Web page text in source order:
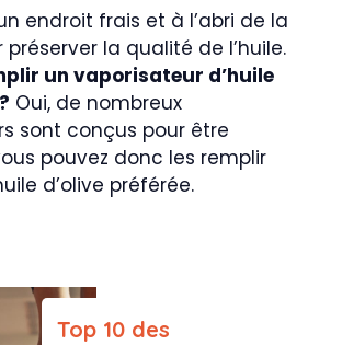
endroit frais et à l’abri de la
la qualité de l’huile.
un vaporisateur d’huile
Oui, de nombreux
sont conçus pour être
pouvez donc les remplir
d’olive préférée.
Top 10 des